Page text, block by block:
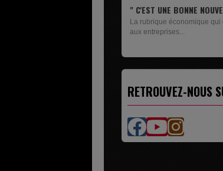
UNE BONNE NOUVELLE C'EST DÉJÀ...
rubrique économique qui donne la paroles
LIVRES
Un lundi sur deux,
présente les livres de...
RETROUVEZ-NOUS